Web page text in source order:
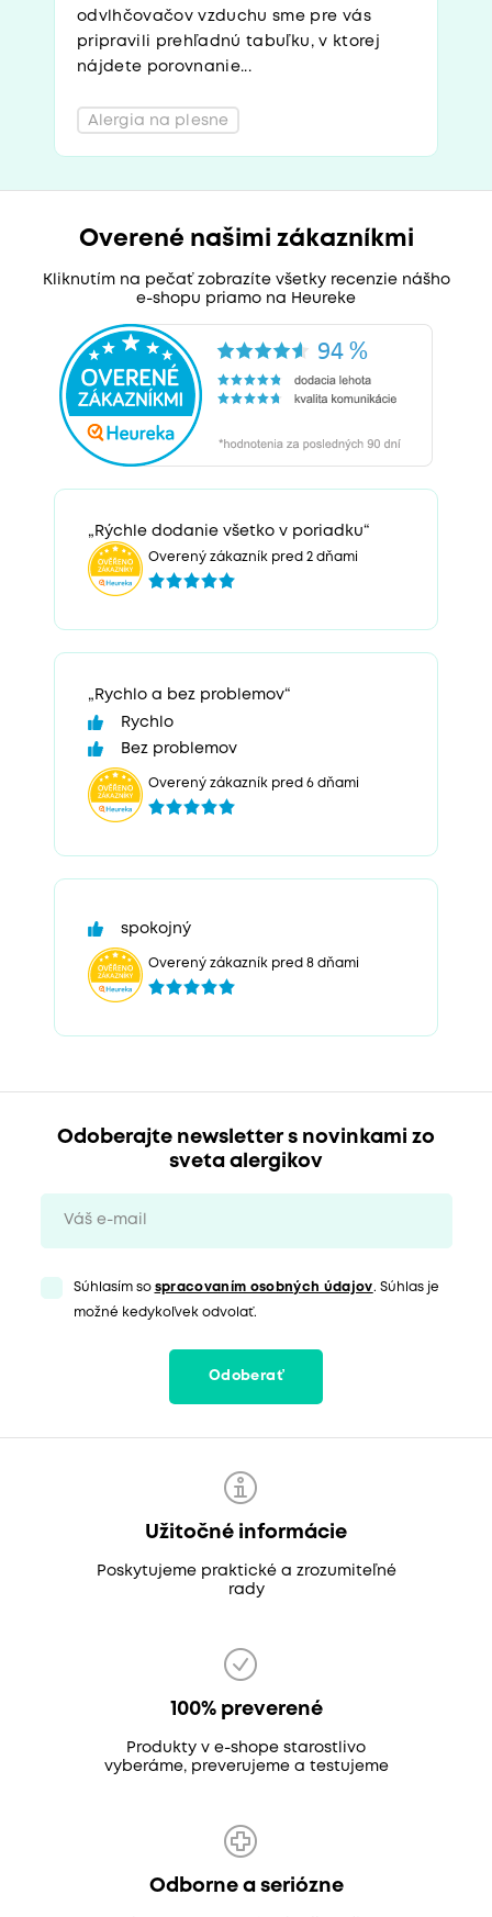
odvlhčovačov vzduchu sme pre vás
pripravili prehľadnú tabuľku, v ktorej
nájdete porovnanie...
Alergia na plesne
Overené našimi zákazníkmi
Kliknutím na pečať zobrazíte všetky recenzie nášho
e-shopu priamo na Heureke
„Rýchle dodanie všetko v poriadku“
Overený zákazník pred 2 dňami
„Rychlo a bez problemov“
Rychlo
Bez problemov
Overený zákazník pred 6 dňami
spokojný
Overený zákazník pred 8 dňami
Odoberajte newsletter s novinkami zo
sveta alergikov
Súhlasím so spracovaním osobných údajov. Súhlas je
možné kedykoľvek odvolať.
Odoberať
Užitočné informácie
Poskytujeme praktické a zrozumiteľné
rady
100% preverené
Produkty v e-shope starostlivo
vyberáme, preverujeme a testujeme
Odborne a seriózne